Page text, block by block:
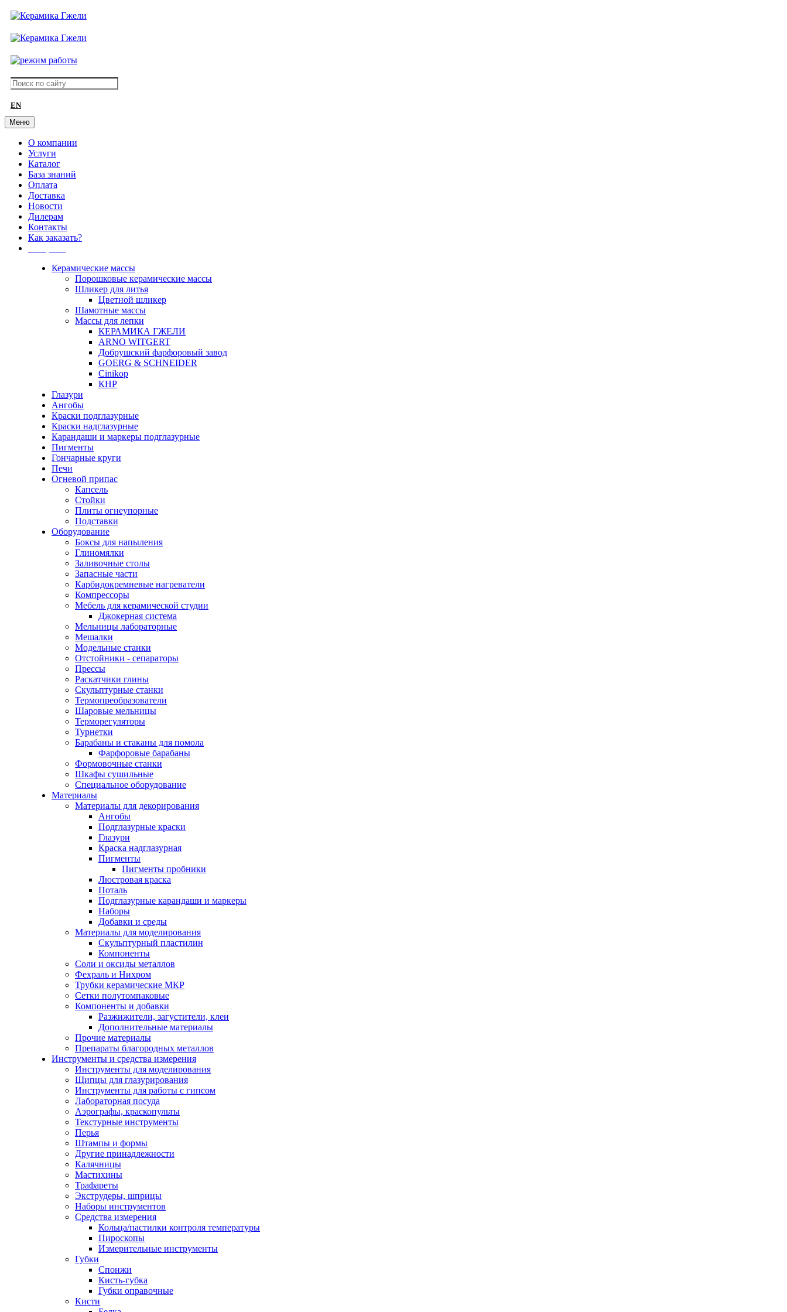
EN
Меню
О компании
Услуги
Каталог
База знаний
Оплата
Доставка
Новости
Дилерам
Контакты
Как заказать?
Керамические массы
Порошковые керамические массы
Шликер для литья
Цветной шликер
Шамотные массы
Массы для лепки
КЕРАМИКА ГЖЕЛИ
ARNO WITGERT
Добрушский фарфоровый завод
GOERG & SCHNEIDER
Cinikop
КНР
Глазури
Ангобы
Краски подглазурные
Краски надглазурные
Карандаши и маркеры подглазурные
Пигменты
Гончарные круги
Печи
Огневой припас
Капсель
Стойки
Плиты огнеупорные
Подставки
Оборудование
Боксы для напыления
Глиномялки
Заливочные столы
Запасные части
Карбидокремневые нагреватели
Компрессоры
Мебель для керамической студии
Джокерная система
Мельницы лабораторные
Мешалки
Модельные станки
Отстойники - сепараторы
Прессы
Раскатчики глины
Скульптурные станки
Термопреобразователи
Шаровые мельницы
Терморегуляторы
Турнетки
Барабаны и стаканы для помола
Фарфоровые барабаны
Формовочные станки
Шкафы сушильные
Специальное оборудование
Материалы
Материалы для декорирования
Ангобы
Подглазурные краски
Глазури
Краска надглазурная
Пигменты
Пигменты пробники
Люстровая краска
Поталь
Подглазурные карандаши и маркеры
Наборы
Добавки и среды
Материалы для моделирования
Скульптурный пластилин
Компоненты
Соли и оксиды металлов
Фехраль и Нихром
Трубки керамические МКР
Сетки полутомпаковые
Компоненты и добавки
Разжижители, загустители, клеи
Дополнительные материалы
Прочие материалы
Препараты благородных металлов
Инструменты и средства измерения
Инструменты для моделирования
Щипцы для глазурирования
Инструменты для работы с гипсом
Лабораторная посуда
Аэрографы, краскопульты
Текстурные инструменты
Перья
Штампы и формы
Другие принадлежности
Калячницы
Мастихины
Трафареты
Экструдеры, шприцы
Наборы инструментов
Средства измерения
Кольца/пастилки контроля температуры
Пироскопы
Измерительные инструменты
Губки
Спонжи
Кисть-губка
Губки оправочные
Кисти